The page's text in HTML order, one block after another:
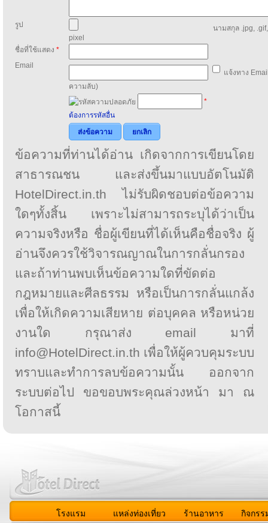
รูป
นามสกุล .jpg,
pixel
ชื่อที่ใช้แสดง *
Email
แจ้งทาง
ความลับ)
*
ต้องการรหัสอื่น
ส่งข้อความ
ยกเลิก
ข้อความที่ท่านได้อ่าน เกิดจากการเขียนโดย
สาธารณชน และส่งขึ้นมาแบบอัตโนมัติ
HotelDirect.in.th ไม่รับผิดชอบต่อข้อความ
ใดๆทั้งสิ้น เพราะไม่สามารถระบุได้ว่าเป็น
ความจริงหรือ ชื่อผู้เขียนที่ได้เห็นคือชื่อจริง ผู้
อ่านจึงควรใช้วิจารณญาณในการกลั่นกรอง
และถ้าท่านพบเห็นข้อความใดที่ขัดต่อ
กฎหมายและศีลธรรม หรือเป็นการกลั่นแกล้ง
เพื่อให้เกิดความเสียหาย ต่อบุคคล หรือหน่วย
งานใด กรุณาส่ง email มาที่
info@HotelDirect.in.th เพื่อให้ผู้ควบคุมระบบ
ทราบและทำการลบข้อความนั้น ออกจาก
ระบบต่อไป ขอขอบพระคุณล่วงหน้า มา ณ
โอกาสนี้
โรงแรม แหล่งท่องเที่ยว ร้านอาหาร กิจกรร